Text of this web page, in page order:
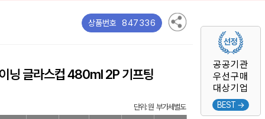
공공기관
우선구매
대상기업
BEST →
상품번호 847336
닝 글라스컵 480ml 2P 기프팅
단위: 원 부가세별도